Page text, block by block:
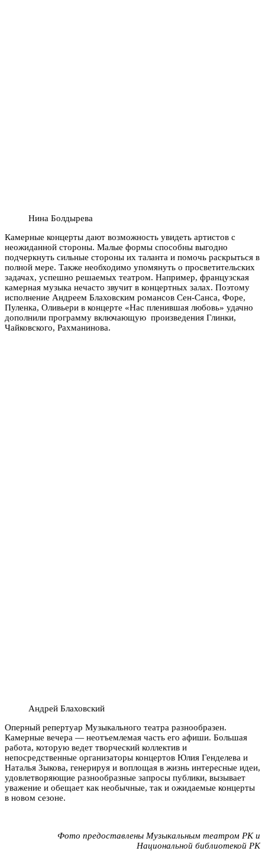
Нина Болдырева
Камерные концерты дают возможность увидеть артистов с
неожиданной стороны. Малые формы способны выгодно
подчеркнуть сильные стороны их таланта и помочь раскрыться в
полной мере. Также необходимо упомянуть о просветительских
задачах, успешно решаемых театром. Например, французская
камерная музыка нечасто звучит в концертных залах. Поэтому
исполнение Андреем Блаховским романсов Сен-Санса, Форе,
Пуленка, Оливьери в концерте «Нас пленившая любовь» удачно
дополнили программу включающую произведения Глинки,
Чайковского, Рахманинова.
Андрей Блаховский
Оперный репертуар Музыкального театра разнообразен.
Камерные вечера — неотъемлемая часть его афиши. Большая
работа, которую ведет творческий коллектив и
непосредственные организаторы концертов Юлия Генделева и
Наталья Зыкова, генерируя и воплощая в жизнь интересные идеи,
удовлетворяющие разнообразные запросы публики, вызывает
уважение и обещает как необычные, так и ожидаемые концерты
в новом сезоне.
Фото предоставлены Музыкальным театром РК и
Национальной библиотекой РК